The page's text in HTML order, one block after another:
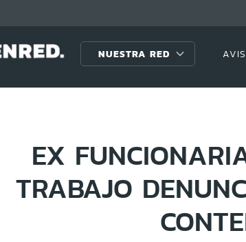
NUESTRA RED
EX
TRABAJO